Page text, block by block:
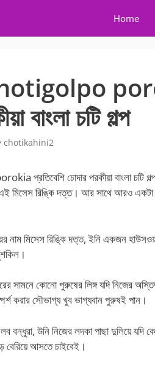
Home
বাংলা চটি গল্প
chotikahini2
প্রতিবেশি চোদার পরকীয়া বাংলা চটি
এই মিসেস রিঙ্কি দত্ত। আর সাথে আরও একটা
নাম মিসেস রিঙ্কি দত্ত, ইনি একজন
সামনে কোনো পুরুষের লিঙ্গ যদি নিজের
করার সৌভাগ্য খুব ভাগ্যবান পুরুষই পান।
বন্ধুরা, উনি নিজের লদকা পাছা দুলিয়ে যদি
বেরিয়ে আসতে চাইবেই।